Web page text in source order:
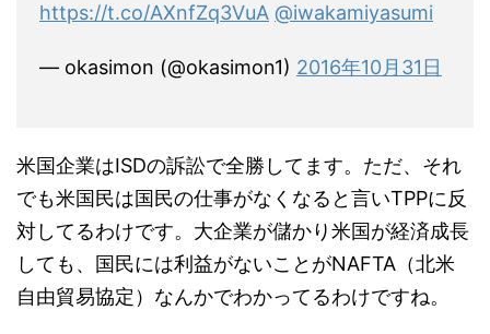
https://t.co/AXnfZq3VuA @iwakamiyasumi
— okasimon (@okasimon1) 2016年10月31日
米国企業はISDの訴訟で全勝してます。ただ、それ
でも米国民は国民の仕事がなくなると言いTPPに反
対してるわけです。大企業が儲かり米国が経済成長
しても、国民には利益がないことがNAFTA（北米
自由貿易協定）なんかでわかってるわけですね。